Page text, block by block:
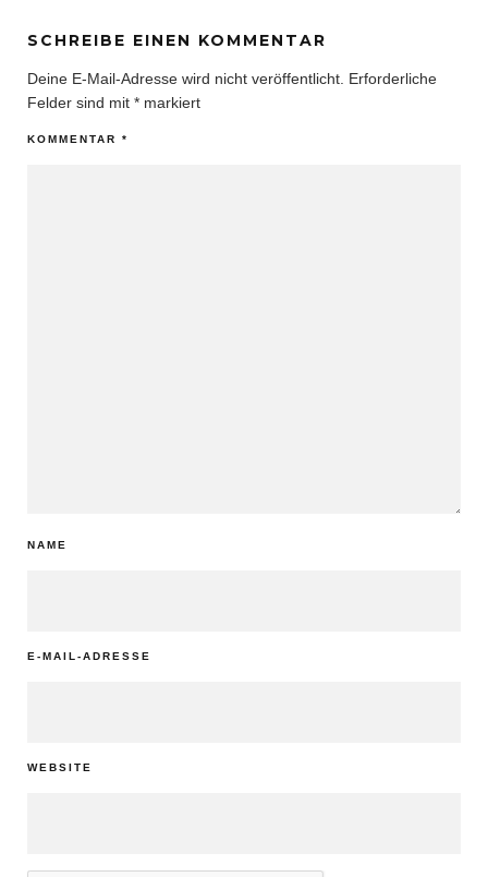
SCHREIBE EINEN KOMMENTAR
Deine E-Mail-Adresse wird nicht veröffentlicht. Erforderliche
Felder sind mit * markiert
KOMMENTAR *
NAME
E-MAIL-ADRESSE
WEBSITE